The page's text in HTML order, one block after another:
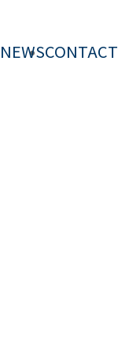
NEWSCONTACT